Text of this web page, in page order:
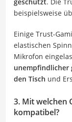
beispielsweise
Einige Trust-
elastischen
Mikrofon
unempfindlicher
den Tisch und
3. Mit welchen
kompatibel?